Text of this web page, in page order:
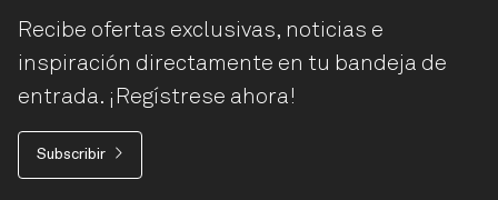
Recibe ofertas exclusivas, noticias e
inspiración directamente en tu bandeja de
entrada. ¡Regístrese ahora!
Subscribir